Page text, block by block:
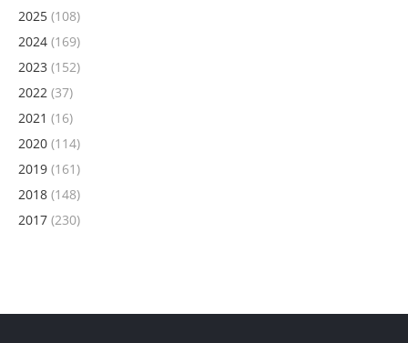
2025 (108)
2024 (169)
2023 (152)
2022 (37)
2021 (16)
2020 (114)
2019 (161)
2018 (148)
2017 (230)